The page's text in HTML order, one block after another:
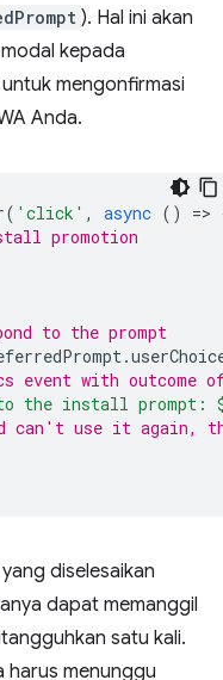
). Hal ini akan
kepada
mengonfirmasi
Anda.
( 'click' , async () =>
promotion
to the prompt
.
event with outcome
to the install prompt:
can't use it again,
diselesaikan
dapat memanggil
satu kali.
harus menunggu